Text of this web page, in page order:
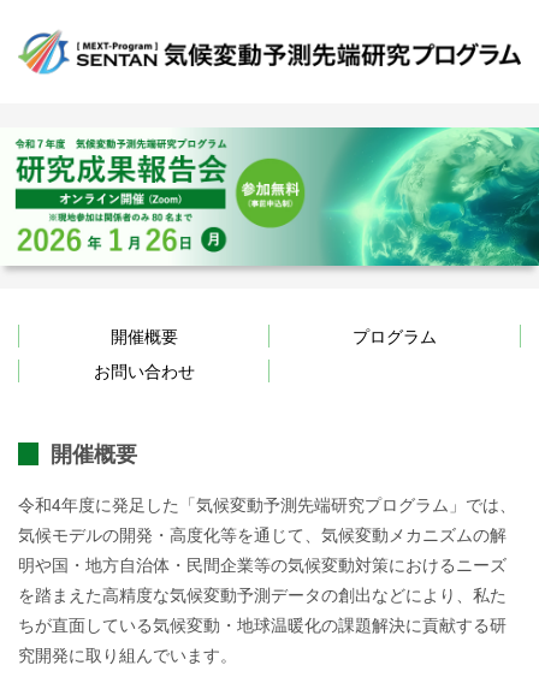
開催概要
プログラム
お問い合わせ
開催概要
令和4年度に発足した「気候変動予測先端研究プログラム」では、
気候モデルの開発・高度化等を通じて、気候変動メカニズムの解
明や国・地方自治体・民間企業等の気候変動対策におけるニーズ
を踏まえた高精度な気候変動予測データの創出などにより、私た
ちが直面している気候変動・地球温暖化の課題解決に貢献する研
究開発に取り組んでいます。